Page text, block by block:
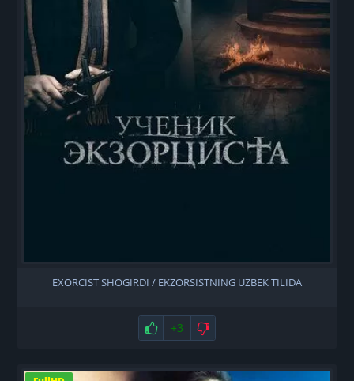
EXORCIST SHOGIRDI / EKZORSISTNING UZBEK TILIDA
Нравится
+3 Не нравится